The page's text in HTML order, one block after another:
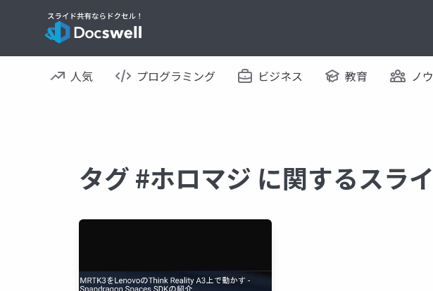
人気 プログラミング ビジネス 教育 ノ
タグ #ホロマジ に関するスラ